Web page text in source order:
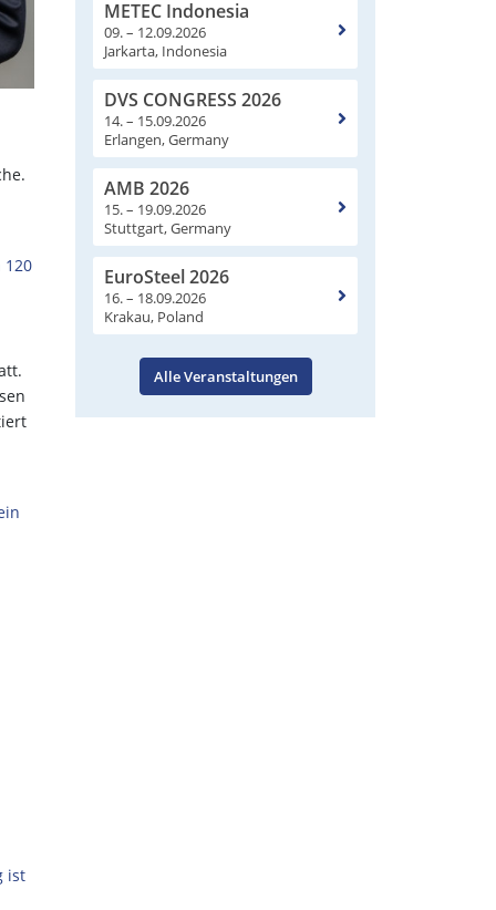
120
ist
METEC Indonesia
09. – 12.09.2026
Jarkarta, Indonesia
DVS CONGRESS 2026
14. – 15.09.2026
Erlangen, Germany
AMB 2026
15. – 19.09.2026
Stuttgart, Germany
EuroSteel 2026
16. – 18.09.2026
Krakau, Poland
Alle Veranstaltungen